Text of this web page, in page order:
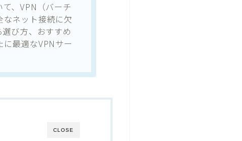
、VPN（バーチ
ネット接続に欠
び方、おすすめ
最適なVPNサー
CLOSE